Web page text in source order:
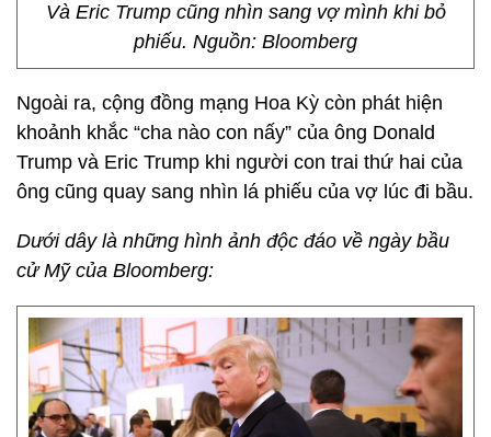
Và Eric Trump cũng nhìn sang vợ mình khi bỏ
phiếu. Nguồn: Bloomberg
Ngoài ra, cộng đồng mạng Hoa Kỳ còn phát hiện
khoảnh khắc “cha nào con nấy” của ông Donald
Trump và Eric Trump khi người con trai thứ hai của
ông cũng quay sang nhìn lá phiếu của vợ lúc đi bầu.
Dưới dây là những hình ảnh độc đáo về ngày bầu
cử Mỹ của Bloomberg: